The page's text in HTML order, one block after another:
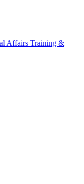
Affairs Training &